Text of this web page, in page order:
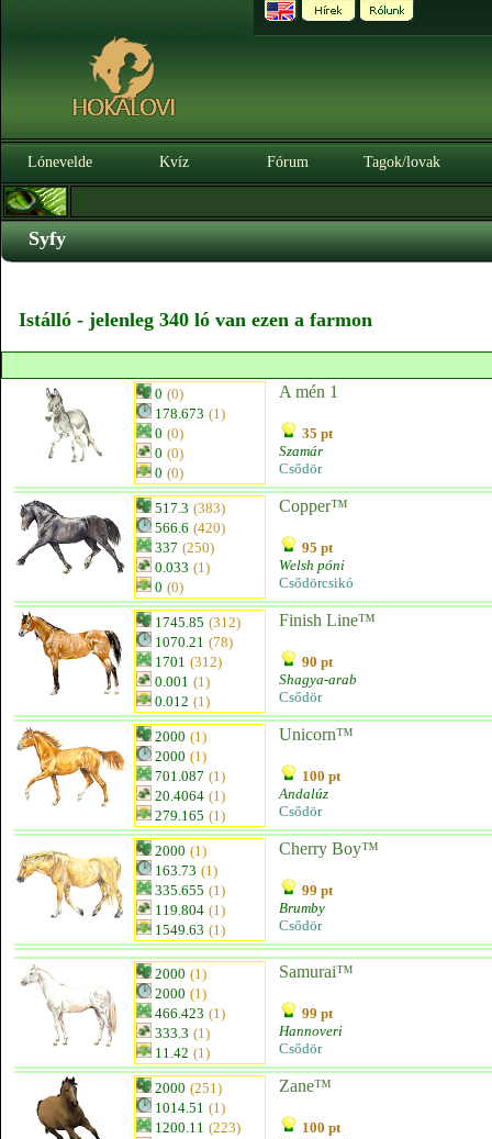
Lónevelde Kvíz Fórum Tagok/lovak
Syfy
Istálló - jelenleg 340 ló van ezen a farmon
0 (0)
178.673 (1)
0 (0)
0 (0)
0 (0)
A mén 1
35 pt
Szamár
Csődör
517.3 (383)
566.6 (420)
337 (250)
0.033 (1)
0 (0)
Copper™
95 pt
Welsh póni
Csődörcsikó
1745.85 (312)
1070.21 (78)
1701 (312)
0.001 (1)
0.012 (1)
Finish Line™
90 pt
Shagya-arab
Csődör
2000 (1)
2000 (1)
701.087 (1)
20.4064 (1)
279.165 (1)
Unicorn™
100 pt
Andalúz
Csődör
2000 (1)
163.73 (1)
335.655 (1)
119.804 (1)
1549.63 (1)
Cherry Boy™
99 pt
Brumby
Csődör
2000 (1)
2000 (1)
466.423 (1)
333.3 (1)
11.42 (1)
Samurai™
99 pt
Hannoveri
Csődör
2000 (251)
1014.51 (1)
1200.11 (223)
Zane™
100 pt